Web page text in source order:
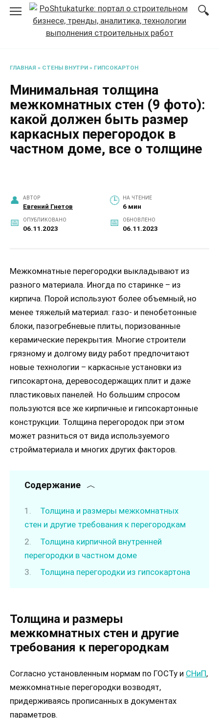
Перейти
содержанию
ГЛАВНАЯ » СТЕНЫ ВНУТРИ » ГИПСОКАРТОН
Минимальная толщина
межкомнатных стен (9 фото):
какой должен быть размер
каркасных перегородок в
частном доме, все о толщине
АВТОР
Евгений Гнетов
НА ЧТЕНИЕ
6 мин
ОПУБЛИКОВАНО
06.11.2023
ОБНОВЛЕНО
06.11.2023
Межкомнатные перегородки выкладывают из
разного материала. Иногда по старинке – из
кирпича. Порой используют более объемный, но
менее тяжелый материал: газо- и пенобетонные
блоки, пазогребневые плиты, поризованные
керамические перекрытия. Многие строители
грязному и долгому виду работ предпочитают
новые технологии – каркасные установки из
гипсокартона, деревосодержащих плит и даже
пластиковых панелей. Но большим спросом
пользуются все же кирпичные и гипсокартонные
конструкции. Толщина перегородок при этом
может разниться от вида используемого
стройматериала и многих других факторов.
Содержание
Толщина и размеры межкомнатных
стен и другие требования к перегородкам
Толщина кирпичной внутренней
перегородки в частном доме
Толщина перегородки из гипсокартона
Толщина и размеры
межкомнатных стен и другие
требования к перегородкам
Согласно установленным нормам по ГОСТу и СНиП,
межкомнатные перегородки возводят,
придерживаясь прописанных в документах
параметров.